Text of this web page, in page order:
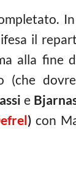
il
alla fine
(che
e
) con